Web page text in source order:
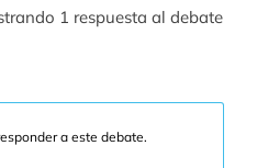
1 respuesta al debate
a este debate.